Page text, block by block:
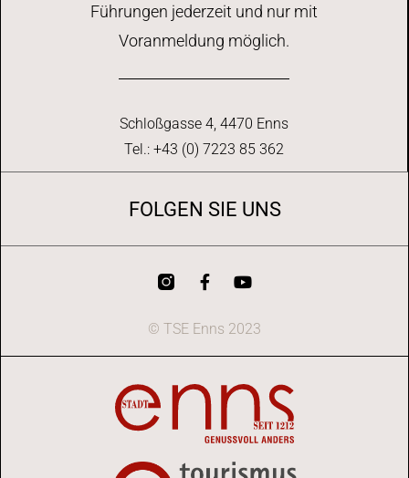
Führungen jederzeit und nur mit
Voranmeldung möglich.
Schloßgasse 4, 4470 Enns
Tel.: +43 (0) 7223 85 362
FOLGEN SIE UNS
© TSE Enns 2023